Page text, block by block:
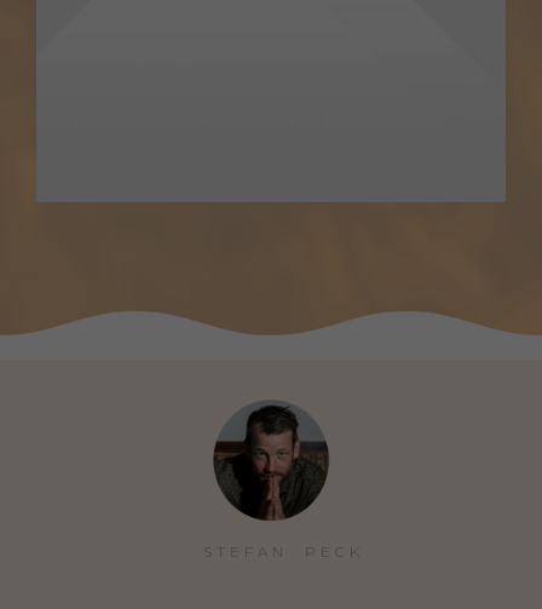
STEFAN  PECK